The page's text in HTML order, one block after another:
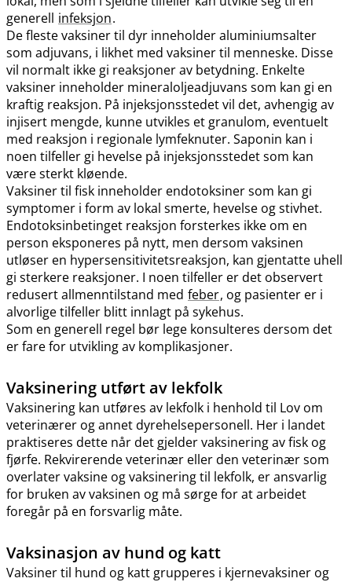
generell infeksjon.
De fleste vaksiner til dyr inneholder aluminiumsalter
som adjuvans, i likhet med vaksiner til menneske. Disse
vil normalt ikke gi reaksjoner av betydning. Enkelte
vaksiner inneholder mineraloljeadjuvans som kan gi en
kraftig reaksjon. På injeksjonsstedet vil det, avhengig av
injisert mengde, kunne utvikles et granulom, eventuelt
med reaksjon i regionale lymfeknuter. Saponin kan i
noen tilfeller gi hevelse på injeksjonsstedet som kan
være sterkt kløende.
Vaksiner til fisk inneholder endotoksiner som kan gi
symptomer i form av lokal smerte, hevelse og stivhet.
Endotoksinbetinget reaksjon forsterkes ikke om en
person eksponeres på nytt, men dersom vaksinen
utløser en hypersensitivitetsreaksjon, kan gjentatte uhell
gi sterkere reaksjoner. I noen tilfeller er det observert
redusert allmenntilstand med feber, og pasienter er i
alvorlige tilfeller blitt innlagt på sykehus.
Som en generell regel bør lege konsulteres dersom det
er fare for utvikling av komplikasjoner.
Vaksinering utført av lekfolk
Vaksinering kan utføres av lekfolk i henhold til Lov om
veterinærer og annet dyrehelsepersonell. Her i landet
praktiseres dette når det gjelder vaksinering av fisk og
fjørfe. Rekvirerende veterinær eller den veterinær som
overlater vaksine og vaksinering til lekfolk, er ansvarlig
for bruken av vaksinen og må sørge for at arbeidet
foregår på en forsvarlig måte.
Vaksinasjon av hund og katt
Vaksiner til hund og katt grupperes i kjernevaksiner og